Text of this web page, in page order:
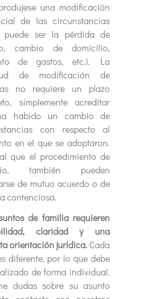
una modificación
de las circunstancias
puede ser la pérdida de
cambio de domicilio,
de gastos, etc.). La
de modificación de
no requiere un plazo
simplemente acreditar
habido un cambio de
con respecto al
en el que se adoptaron.
que el procedimiento de
también pueden
de mutuo acuerdo o de
contenciosa.
de familia requieren
claridad y una
orientación jurídica. Cada
diferente, por lo que debe
de forma individual.
dudas sobre su asunto